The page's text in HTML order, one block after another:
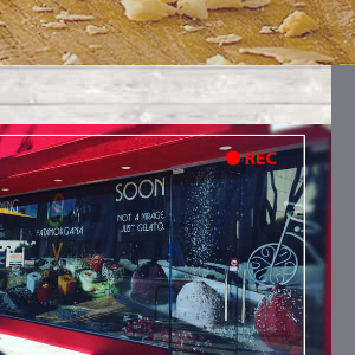
fresco intero a.q., pecorino
panna fresca